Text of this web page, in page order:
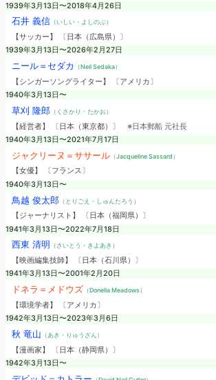
1939年3月13日〜2018年4月26日
石井 義信（いしい・よしのぶ）
【サッカー】 〔日本（広島県）〕
1939年3月13日〜2026年2月27日
ニール＝セダカ （Neil Sedaka）
【シンガーソングライター】 〔アメリカ〕
1940年3月13日〜
草刈 隆郎（くさかり・たかお）
【経営者】 〔日本（東京都）〕 ※日本郵船 元社長
1940年3月13日〜2021年7月17日
ジャクリーヌ＝ササール（Jacqueline Sassard）
【女優】 〔フランス〕
1940年3月13日〜
鳥越 俊太郎（とりごえ・しゅんたろう）
【ジャーナリスト】 〔日本（福岡県）〕
1941年3月13日〜2022年7月18日
西東 清明 （さいとう・きよあき）
【映画編集技師】 〔日本（石川県）〕
1941年3月13日〜2001年2月20日
ドネラ＝メドウズ （Donella Meadows）
【環境学者】 〔アメリカ〕
1942年3月13日〜2023年3月6日
秋 竜山 （あき・りゅうざん）
【漫画家】 〔日本（静岡県）〕
1942年3月13日〜